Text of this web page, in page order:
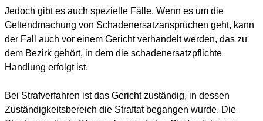
Jedoch gibt es auch spezielle Fälle. Wenn es um die
Geltendmachung von Schadenersatzansprüchen geht, kann
der Fall auch vor einem Gericht verhandelt werden, das zu
dem Bezirk gehört, in dem die schadenersatzpflichte
Handlung erfolgt ist.
Bei Strafverfahren ist das Gericht zuständig, in dessen
Zuständigkeitsbereich die Straftat begangen wurde. Die